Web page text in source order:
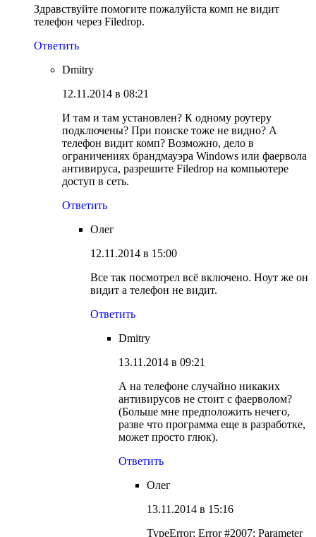
Здравствуйте помогите пожалуйста комп не видит
телефон через Filedrop.
Ответить
Dmitry
12.11.2014 в 08:21
И там и там установлен? К одному роутеру
подключены? При поиске тоже не видно? А
телефон видит комп? Возможно, дело в
ограничениях брандмауэра Windows или фаервола
антивируса, разрешите Filedrop на компьютере
доступ в сеть.
Ответить
Олег
12.11.2014 в 15:00
Все так посмотрел всё включено. Ноут же он
видит а телефон не видит.
Ответить
Dmitry
13.11.2014 в 09:21
А на телефоне случайно никаких
антивирусов не стоит с фаерволом?
(Больше мне предположить нечего,
разве что программа еще в разработке,
может просто глюк).
Ответить
Олег
13.11.2014 в 15:16
TypeError: Error #2007: Parameter